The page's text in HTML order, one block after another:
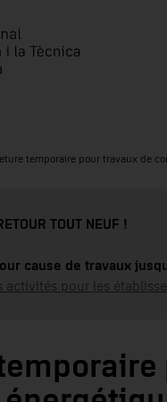
temporaire pour travaux de
TOUT NEUF !
cause de travaux
activités pour les